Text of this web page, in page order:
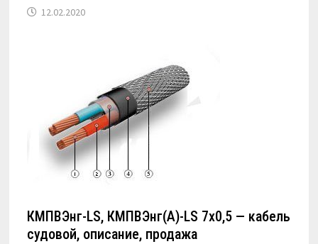
12.02.2020
КМПВЭнг-LS, КМПВЭнг(А)-LS 7х0,5 — кабель
судовой, описание, продажа